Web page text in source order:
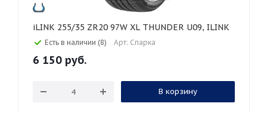
55 65 70
iLINK 255/35 ZR20 97W XL THUNDER U09, ILINK
Есть в наличии (8) Арт: Спарка
6 150 руб.
В корзину